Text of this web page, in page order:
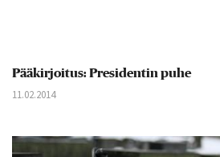
Pääkirjoitus: Presidentin puhe
11.02.2014